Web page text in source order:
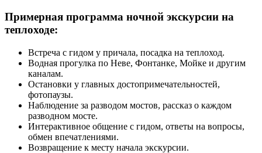
Примерная программа ночной экскурсии на
теплоходе:
Встреча с гидом у причала, посадка на теплоход.
Водная прогулка по Неве, Фонтанке, Мойке и другим
каналам.
Остановки у главных достопримечательностей,
фотопаузы.
Наблюдение за разводом мостов, рассказ о каждом
разводном мосте.
Интерактивное общение с гидом, ответы на вопросы,
обмен впечатлениями.
Возвращение к месту начала экскурсии.